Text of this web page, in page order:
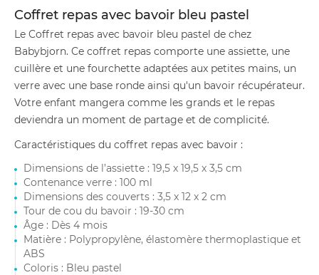
Coffret repas avec bavoir bleu pastel
Le Coffret repas avec bavoir bleu pastel de chez
Babybjorn. Ce coffret repas comporte une assiette, une
cuillère et une fourchette adaptées aux petites mains, un
verre avec une base ronde ainsi qu'un bavoir récupérateur.
Votre enfant mangera comme les grands et le repas
deviendra un moment de partage et de complicité.
Caractéristiques du coffret repas avec bavoir :
Dimensions de l’assiette : 19,5 x 19,5 x 3,5 cm
Contenance verre : 100 ml
Dimensions des couverts : 3,5 x 12 x 2 cm
Tour de cou du bavoir : 19-30 cm
Âge : Dès 4 mois
Matière : Polypropylène, élastomère thermoplastique et
ABS
Coloris : Bleu pastel